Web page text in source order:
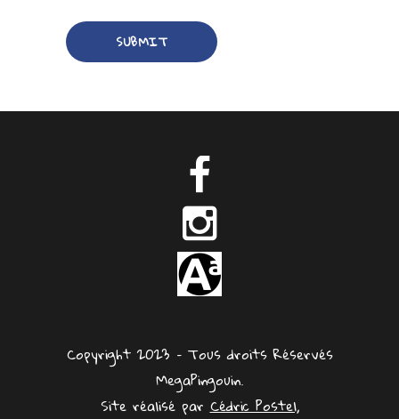
Copyright 2023 – Tous droits Réservés
MegaPingouin.
Site réalisé parCédric Postel,